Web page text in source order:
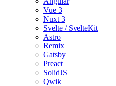
Vue 3
Nuxt 3
Svelte / SvelteKit
Astro
Remix
Gatsby
Preact
SolidJS
Qwik